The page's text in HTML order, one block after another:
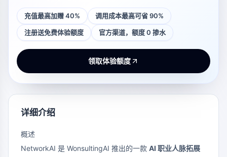
充值最高加赠 40% 调用成本最高可省 90%
注册送免费体验额度 官方渠道，额度 0 掺水
领取体验额度
详细介绍
概述
NetworkAI 是 WonsultingAI 推出的一款 AI 职业人脉拓展